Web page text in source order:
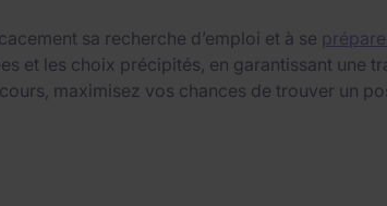
sa recherche d’emploi et à se
et les choix précipités, en garantissant une
maximisez vos chances de trouver un